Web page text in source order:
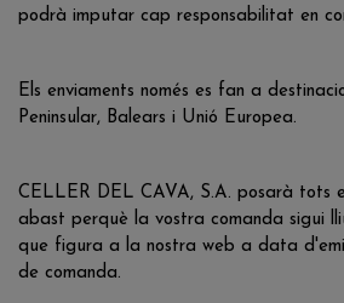
podrà imputar cap responsabilitat en
Els enviaments només es fan a
Peninsular, Balears i Unió Europea.
CELLER DEL CAVA, S.A. posarà tots
abast perquè la vostra comanda sigui
que figura a la nostra web a data
de comanda.